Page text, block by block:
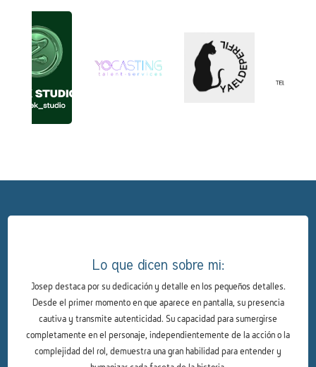
TV3
Lo que dicen sobre mi:
Josep destaca por su dedicación y detalle en los pequeños detalles.
Desde el primer momento en que aparece en pantalla, su presencia
cautiva y transmite autenticidad. Su capacidad para sumergirse
completamente en el personaje, independientemente de la acción o la
complejidad del rol, demuestra una gran habilidad para entender y